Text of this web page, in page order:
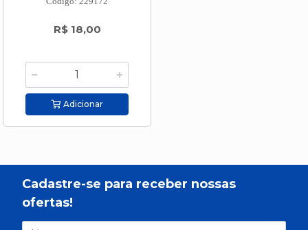
R$ 18,00
Adicionar
Cadastre-se para receber nossas
ofertas!